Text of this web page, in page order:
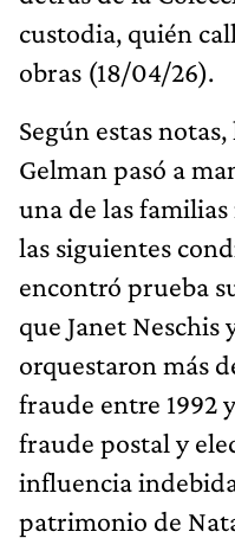
custodia, quién
obras (18/04/26).
Según estas
Gelman pasó a
una de las
las siguientes
encontró prueba
que Janet
orquestaron más
fraude entre 1992
fraude postal y
influencia
patrimonio de